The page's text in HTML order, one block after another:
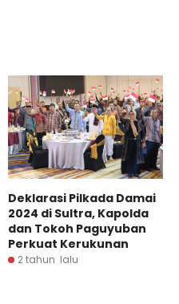
Deklarasi Pilkada Damai
2024 di Sultra, Kapolda
dan Tokoh Paguyuban
Perkuat Kerukunan
2 tahun lalu